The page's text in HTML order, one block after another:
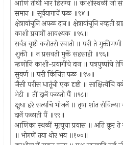
आणि तीर्थी भार हिरण्य ॥ काशीस्थळीं जो
समान ॥ सूर्ययागाचें फळ ॥९४॥
क्षेत्रावांचूनि अफळ दान॥ क्षेत्रावांचूनि
काशी प्रयागीं आवश्यक ॥९५॥
सर्वत्र वृष्टी करीतसे स्वाती ॥ परी ते
शुक्ती ॥ न प्रसवती मुक्तें सहसाही ॥९६॥
म्हणोनि काशी-प्रयागींचे दान ॥ पत्रपुष्पांचे
सुवर्ण ॥ परी किंचित फळ ॥९७॥
जैसी परीस धातूंची एक दृष्टी ॥ साक्षित्वेंचि
भेटी ॥ तीं दानें फळती पैं ॥९८॥
क्षुधा हरे सत्यचि भोजनें ॥ तृषा शांत सेविल्या
दानें फळाती पैं ॥९९॥
आणिका स्थळीं मृत्यूचा प्रयास ॥ अति
॥ भोगणें तया थोर भय ॥१००॥